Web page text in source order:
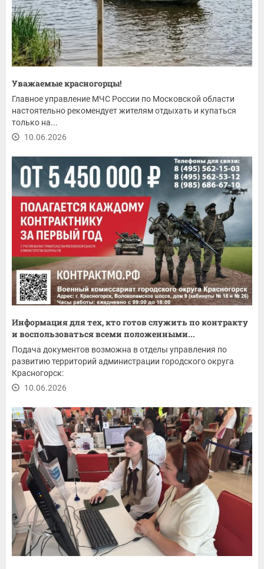
Уважаемые красногорцы!
Главное управление МЧС России по Московской области
настоятельно рекомендует жителям отдыхать и купаться
только на...
10.06.2026
Информация для тех, кто готов служить по контракту
и воспользоваться всеми положенными...
Подача документов возможна в отделы управления по
развитию территорий администрации городского округа
Красногорск:
10.06.2026